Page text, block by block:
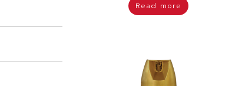
Read more